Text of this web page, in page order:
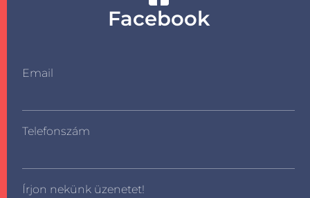
Facebook
Email
Telefonszám
Írjon nekünk üzenetet!